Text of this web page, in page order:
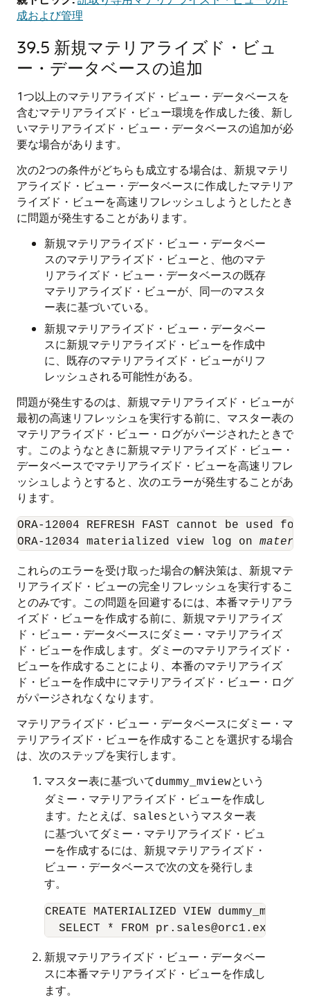
成および管理
39.5 新規マテリアライズド・ビュ
ー・データベースの追加
1つ以上のマテリアライズド・ビュー・データベースを
含むマテリアライズド・ビュー環境を作成した後、新し
いマテリアライズド・ビュー・データベースの追加が必
要な場合があります。
次の2つの条件がどちらも成立する場合は、新規マテリ
アライズド・ビュー・データベースに作成したマテリア
ライズド・ビューを高速リフレッシュしようとしたとき
に問題が発生することがあります。
新規マテリアライズド・ビュー・データベー
スのマテリアライズド・ビューと、他のマテ
リアライズド・ビュー・データベースの既存
マテリアライズド・ビューが、同一のマスタ
ー表に基づいている。
新規マテリアライズド・ビュー・データベー
スに新規マテリアライズド・ビューを作成中
に、既存のマテリアライズド・ビューがリフ
レッシュされる可能性がある。
問題が発生するのは、新規マテリアライズド・ビューが
最初の高速リフレッシュを実行する前に、マスター表の
マテリアライズド・ビュー・ログがパージされたときで
す。このようなときに新規マテリアライズド・ビュー・
データベースでマテリアライズド・ビューを高速リフレ
ッシュしようとすると、次のエラーが発生することがあ
ります。
ORA-12004 REFRESH FAST cannot be used
ORA-12034 materialized view log on
これらのエラーを受け取った場合の解決策は、新規マテ
リアライズド・ビューの完全リフレッシュを実行するこ
とのみです。この問題を回避するには、本番マテリアラ
イズド・ビューを作成する前に、新規マテリアライズ
ド・ビュー・データベースにダミー・マテリアライズ
ド・ビューを作成します。ダミーのマテリアライズド・
ビューを作成することにより、本番のマテリアライズ
ド・ビューを作成中にマテリアライズド・ビュー・ログ
がパージされなくなります。
マテリアライズド・ビュー・データベースにダミー・マ
テリアライズド・ビューを作成することを選択する場合
は、次のステップを実行します。
マスター表に基づいてdummy_mviewという
ダミー・マテリアライズド・ビューを作成し
ます。たとえば、
salesというマスター表
に基づいてダミー・マテリアライズド・ビュ
ーを作成するには、新規マテリアライズド・
ビュー・データベースで次の文を発行しま
す。
CREATE MATERIALIZED VIEW dummy_mview
新規マテリアライズド・ビュー・データベー
スに本番マテリアライズド・ビューを作成し
ます。